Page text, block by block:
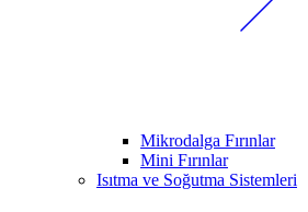
Mikrodalga Fırınlar
Mini Fırınlar
Isıtma ve Soğutma Sistemleri